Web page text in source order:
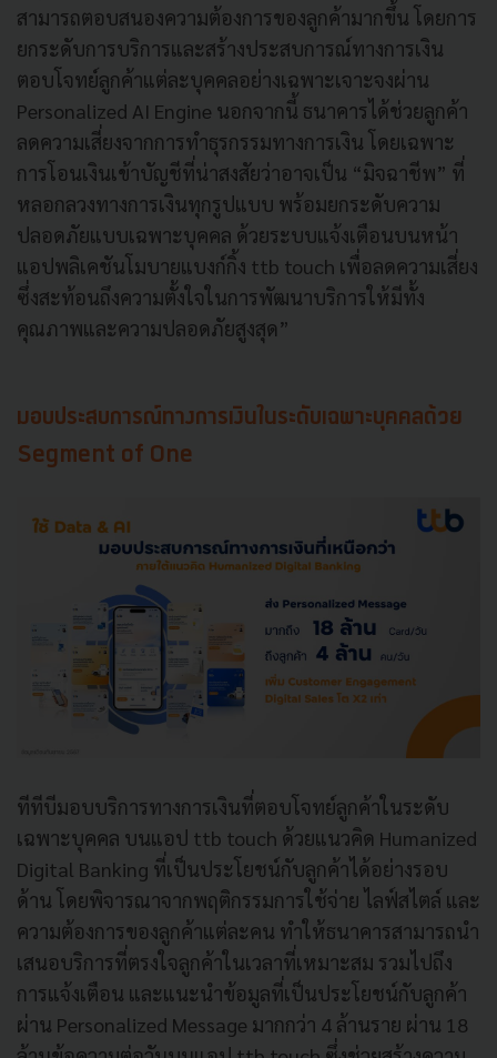
สามารถตอบสนองความต้องการของลูกค้ามากขึ้น โดยการ
ยกระดับการบริการและสร้างประสบการณ์ทางการเงิน
ตอบโจทย์ลูกค้าแต่ละบุคคลอย่างเฉพาะเจาะจงผ่าน
Personalized AI Engine นอกจากนี้ ธนาคารได้ช่วยลูกค้า
ลดความเสี่ยงจากการทำธุรกรรมทางการเงิน โดยเฉพาะ
การโอนเงินเข้าบัญชีที่น่าสงสัยว่าอาจเป็น “มิจฉาชีพ” ที่
หลอกลวงทางการเงินทุกรูปแบบ พร้อมยกระดับความ
ปลอดภัยแบบเฉพาะบุคคล ด้วยระบบแจ้งเตือนบนหน้า
แอปพลิเคชันโมบายแบงก์กิ้ง ttb touch เพื่อลดความเสี่ยง
ซึ่งสะท้อนถึงความตั้งใจในการพัฒนาบริการให้มีทั้ง
คุณภาพและความปลอดภัยสูงสุด”
มอบประสบการณ์ทางการเงินในระดับเฉพาะบุคคลด้วย
Segment of One
ทีทีบีมอบบริการทางการเงินที่ตอบโจทย์ลูกค้าในระดับ
เฉพาะบุคคล บนแอป ttb touch ด้วยแนวคิด Humanized
Digital Banking ที่เป็นประโยชน์กับลูกค้าได้อย่างรอบ
ด้าน โดยพิจารณาจากพฤติกรรมการใช้จ่าย ไลฟ์สไตล์ และ
ความต้องการของลูกค้าแต่ละคน ทำให้ธนาคารสามารถนำ
เสนอบริการที่ตรงใจลูกค้าในเวลาที่เหมาะสม รวมไปถึง
การแจ้งเตือน และแนะนำข้อมูลที่เป็นประโยชน์กับลูกค้า
ผ่าน Personalized Message มากกว่า 4 ล้านราย ผ่าน 18